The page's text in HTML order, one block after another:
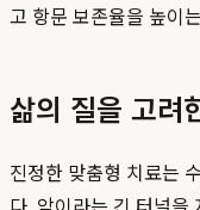
고 항문 보존율을 높이
삶의 질을 고려
진정한 맞춤형 치료는